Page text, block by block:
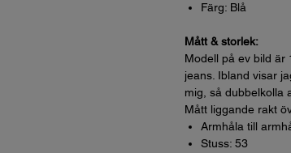
Färg: Blå
Mått & storlek:
Modell på ev bild är
jeans. Ibland visar
mig, så dubbelkolla
Mått liggande rakt
Armhåla till
Stuss: 53